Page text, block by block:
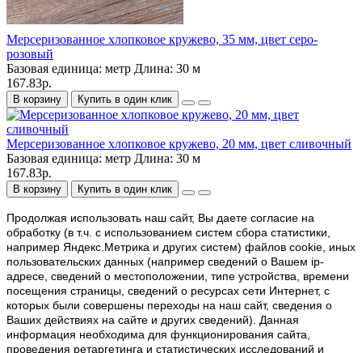
Мерсеризованное хлопковое кружево, 35 мм, цвет серо-
розовый
Базовая единица: метр Длина: 30 м
167.83р.
В корзину Купить в один клик
Мерсеризованное хлопковое кружево, 20 мм, цвет сливочный
Базовая единица: метр Длина: 30 м
167.83р.
В корзину Купить в один клик
Продолжая использовать наш cайт, Вы даете согласие на
обработку (в т.ч. с использованием систем сбора статистики,
например Яндекс.Метрика и других систем) файлов cookie, иных
пользовательских данных (например сведений о Вашем ip-
адресе, сведений о местоположении, типе устройства, времени
посещения страницы, сведений о ресурсах сети Интернет, с
которых были совершены переходы на наш сайт, сведения о
Ваших действиях на сайте и других сведений). Данная
информация необходима для функционирования сайта,
проведения ретаргетинга и статистических исследований и